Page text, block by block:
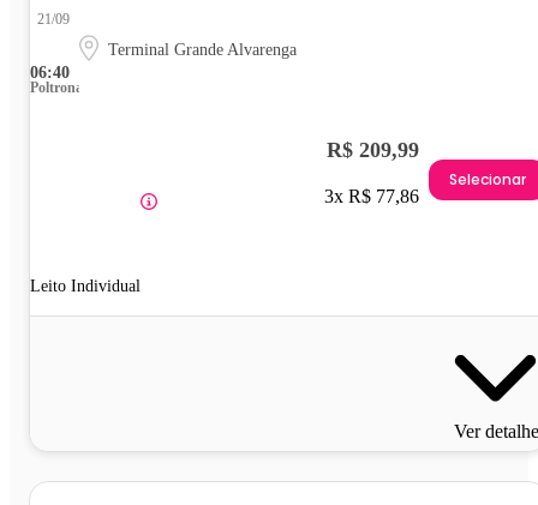
06:40
21/09
Terminal Grande Alvarenga
Poltrona
Leito Individual
R$ 209,99
3x R$ 77,86
Selecionar
Ver